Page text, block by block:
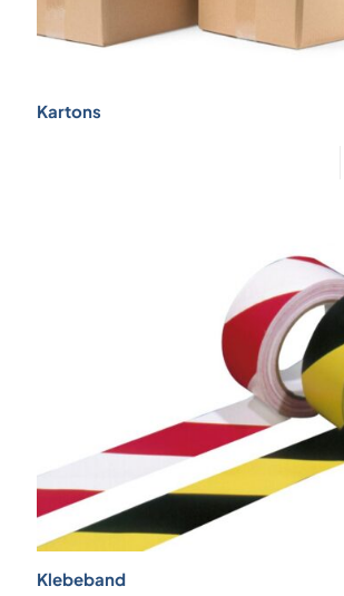
Kartons
Klebeband